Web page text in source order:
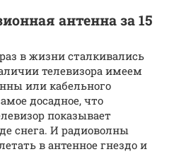
антенна за 15
в жизни сталкивались
телевизора имеем
или кабельного
досадное, что
показывает
снега. И радиоволны
в антенное гнездо и